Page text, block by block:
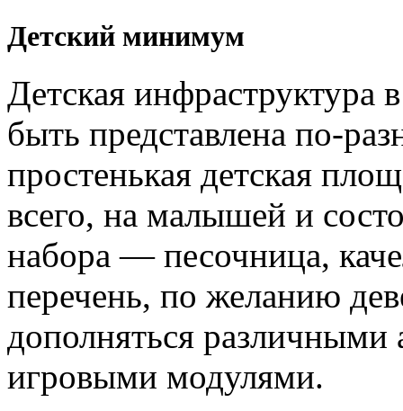
Детский минимум
Детская инфраструктура
быть представлена по-
простенькая детская
всего, на малышей и
набора — песочница,
перечень, по желанию
дополняться
игровыми модулями.